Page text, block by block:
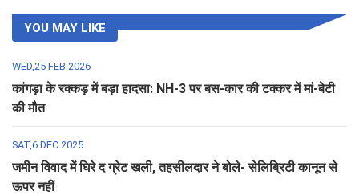
YOU MAY LIKE
WED,25 FEB 2026
कांगड़ा के रक्कड़ में बड़ा हादसा: NH-3 पर बस-कार की टक्कर में मां-बेटी
की मौत
SAT,6 DEC 2025
जमीन विवाद में घिरे द ग्रेट खली, तहसीलदार ने बोले- सेलिब्रिटी कानून से
ऊपर नहीं